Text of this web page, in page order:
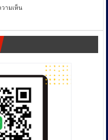
ามเห็นบน
ประกาศ
หยุด
ก่อน​
หลัง
หลบ
เลี่ยง​